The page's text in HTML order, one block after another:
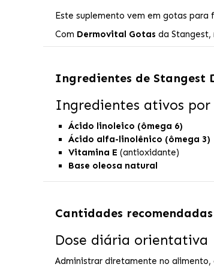
Este suplemento vem em gotas
Com Dermovital Gotas da Stangest,
Ingredientes de Stangest
Ingredientes ativos por
Ácido linoleico (ômega 6)
Ácido alfa-linolênico (ômega 3)
Vitamina E (antioxidante)
Base oleosa natural
Cantidades
Dose diária orientativa
Administrar diretamente no